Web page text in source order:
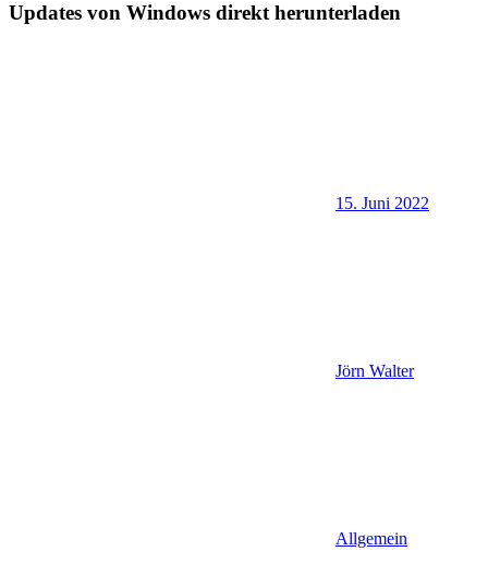
Updates von Windows direkt herunterladen
15. Juni 2022
Jörn Walter
Allgemein